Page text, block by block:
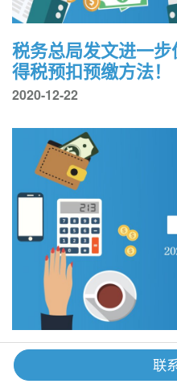
税务总局发文进一
得税预扣预缴方法！
2020-12-22
重要 I 【2021年专
认”了吗？
联